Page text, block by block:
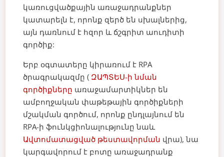
կառուցվածքային առաջադրանքներ
կատարելն է, որոնք զերծ են սխալներից,
այն դառնում է հզոր և ճշգրիտ աուդիտի
գործիք:
Երբ օգտատերը կիրառում է RPA
ծրագրակազմը ( ԶԱՊՏԵՍ-ի նման
գործիքները առաջամարտիկներ են
ամբողջական փաթեթային գործիքների
մշակման գործում, որոնք ընդլայնում են
RPA-ի ֆունկցիոնալությունը նաև
Ավտոմատացված թեստավորման վրա), նա
կարգավորում է բոտը առաջադրանք